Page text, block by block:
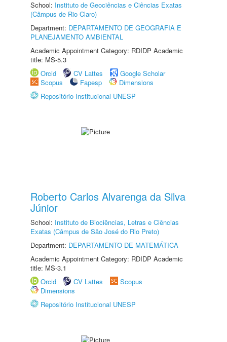
School: Instituto de Geociências e Ciências Exatas
(Câmpus de Rio Claro)
Department: DEPARTAMENTO DE GEOGRAFIA E
PLANEJAMENTO AMBIENTAL
Academic Appointment Category: RDIDP Academic
title: MS-5.3
Orcid
CV Lattes
Google Scholar
Scopus
Fapesp
Dimensions
Repositório Institucional UNESP
Roberto Carlos Alvarenga da Silva
Júnior
School: Instituto de Biociências, Letras e Ciências
Exatas (Câmpus de São José do Rio Preto)
Department: DEPARTAMENTO DE MATEMÁTICA
Academic Appointment Category: RDIDP Academic
title: MS-3.1
Orcid
CV Lattes
Scopus
Dimensions
Repositório Institucional UNESP